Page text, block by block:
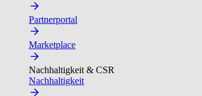
Partnerportal
Marketplace
Nachhaltigkeit & CSR
Nachhaltigkeit